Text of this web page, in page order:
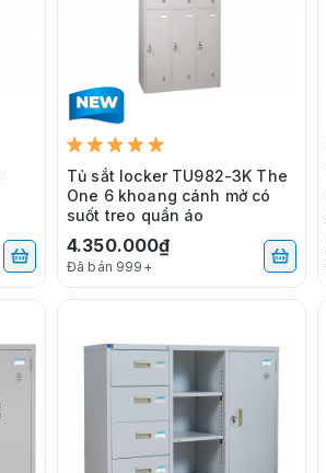
Tủ sắt locker TU982-3K The
One 6 khoang cánh mở có
suốt treo quần áo
4.350.000₫
Đã bán 999+